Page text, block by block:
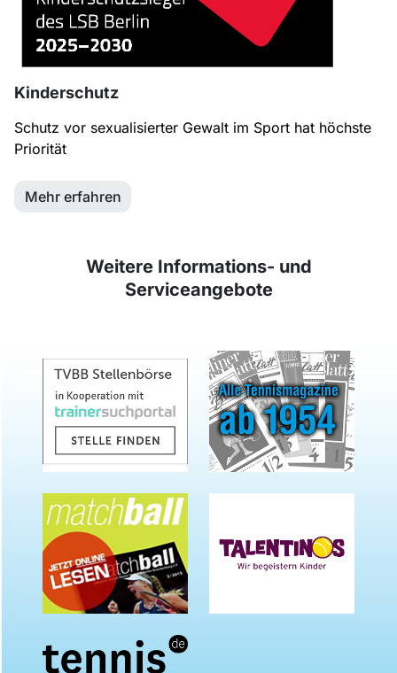
Kinderschutz
Schutz vor sexualisierter Gewalt im Sport hat höchste
Priorität
Mehr erfahren
Weitere Informations- und
Serviceangebote